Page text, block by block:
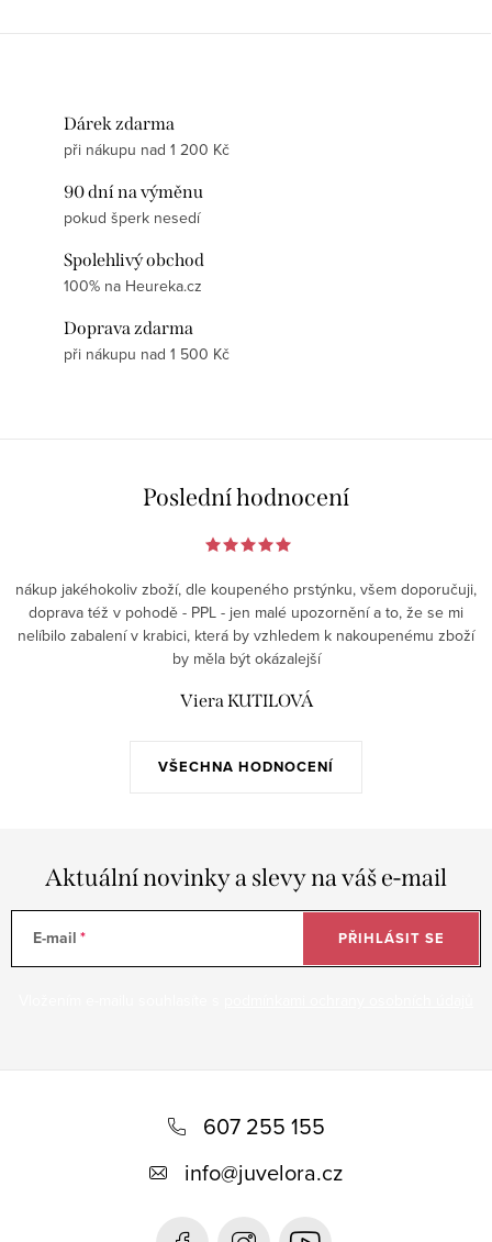
Dárek zdarma
při nákupu nad 1 200 Kč
90 dní na výměnu
pokud šperk nesedí
Spolehlivý obchod
100% na Heureka.cz
Doprava zdarma
při nákupu nad 1 500 Kč
Poslední hodnocení
VŠECHNA HODNOCENÍ
nákup jakéhokoliv zboží, dle koupeného prstýnku, všem doporučuji,
doprava též v pohodě - PPL - jen malé upozornění a to, že se mi
nelíbilo zabalení v krabici, která by vzhledem k nakoupenému zboží
by měla být okázalejší
Viera KUTILOVÁ
Aktuální novinky a slevy na váš e-mail
E-mail PŘIHLÁSIT SE
607 255 155
info@juvelora.cz